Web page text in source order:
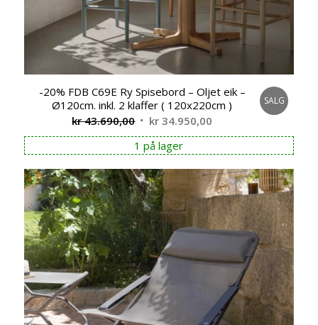
-20% FDB C69E Ry Spisebord – Oljet eik –
Ø120cm. inkl. 2 klaffer ( 120x220cm )
kr43.690,00 Opprinnelig
pris
var:
kr 43.690,00.
kr 34.950,00
pris
er:
kr 34.950,00.
SALG
1 på lager